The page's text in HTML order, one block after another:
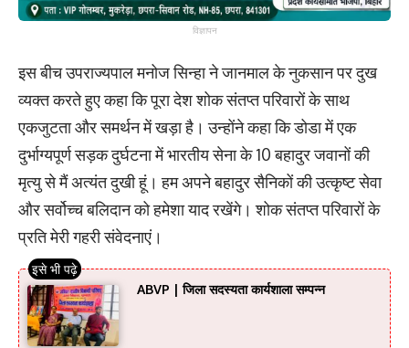
विज्ञापन
इस बीच उपराज्यपाल मनोज सिन्हा ने जानमाल के नुकसान पर दुख
व्यक्त करते हुए कहा कि पूरा देश शोक संतप्त परिवारों के साथ
एकजुटता और समर्थन में खड़ा है। उन्होंने कहा कि डोडा में एक
दुर्भाग्यपूर्ण सड़क दुर्घटना में भारतीय सेना के 10 बहादुर जवानों की
मृत्यु से मैं अत्यंत दुखी हूं। हम अपने बहादुर सैनिकों की उत्कृष्ट सेवा
और सर्वोच्च बलिदान को हमेशा याद रखेंगे। शोक संतप्त परिवारों के
प्रति मेरी गहरी संवेदनाएं।
ABVP | जिला सदस्यता कार्यशाला सम्पन्न